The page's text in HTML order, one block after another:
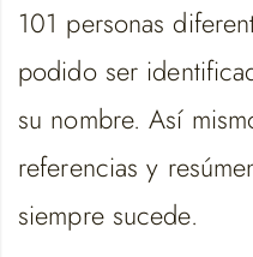
101 personas
podido ser
su nombre. Así
referencias y
siempre sucede.